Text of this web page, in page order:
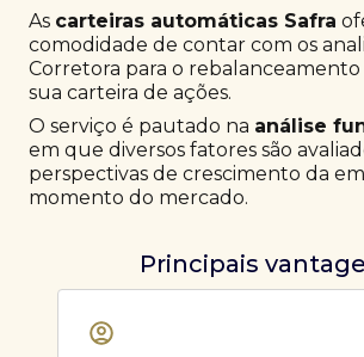
As carteiras automáticas Safra
comodidade de contar com os
Corretora para o
sua carteira de ações.
O serviço é pautado na análise
em que diversos fatores são
perspectivas de crescimento da
momento do mercado.
Principais